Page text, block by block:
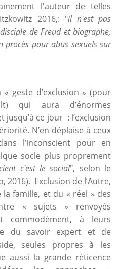
l'auteur de telles
2016,: "il n'est pas
de Freud et biographe,
pour abus sexuels sur
geste d’exclusion » (pour
qui aura d’énormes
jusqu’à ce jour : l’exclusion
N’en déplaise à ceux
l’inconscient pour en
socle plus proprement
c'est le social", selon le
2016). Exclusion de l’Autre,
famille, et du « réel » des
« sujets » renvoyés
commodément, à leurs
du savoir expert et de
seules propres à les
aussi la grande réticence